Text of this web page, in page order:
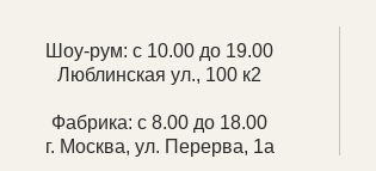
Шоу-рум: с 10.00 до 19.00
Люблинская ул., 100 к2
Фабрика: с 8.00 до 18.00
г. Москва, ул. Перерва, 1а